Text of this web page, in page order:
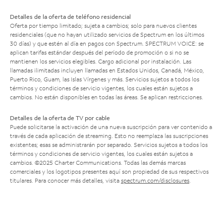
Detalles de la oferta de teléfono residencial
Oferta por tiempo limitado; sujeta a cambios; solo para nuevos clientes
residenciales (que no hayan utilizado servicios de Spectrum en los últimos
30 días) y que estén al día en pagos con Spectrum. SPECTRUM VOICE: se
aplican tarifas estándar después del período de promoción o si no se
mantienen los servicios elegibles. Cargo adicional por instalación. Las
llamadas ilimitadas incluyen llamadas en Estados Unidos, Canadá, México,
Puerto Rico, Guam, las Islas Vírgenes y más. Servicios sujetos a todos los
términos y condiciones de servicio vigentes, los cuales están sujetos a
cambios. No están disponibles en todas las áreas. Se aplican restricciones.
Detalles de la oferta de TV por cable
Puede solicitarse la activación de una nueva suscripción para ver contenido a
través de cada aplicación de streaming. Esto no reemplaza las suscripciones
existentes; esas se administrarán por separado. Servicios sujetos a todos los
términos y condiciones de servicio vigentes, los cuales están sujetos a
cambios. ©2025 Charter Communications. Todas las demás marcas
comerciales y los logotipos presentes aquí son propiedad de sus respectivos
titulares. Para conocer más detalles, visita spectrum.com/disclosures